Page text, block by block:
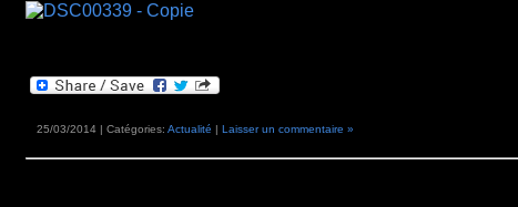
25/03/2014 | Catégories: Actualité | Laisser un commentaire »